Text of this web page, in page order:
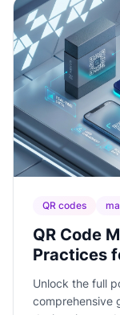
QR codes
QR Code
Practices
Unlock the full
comprehensive